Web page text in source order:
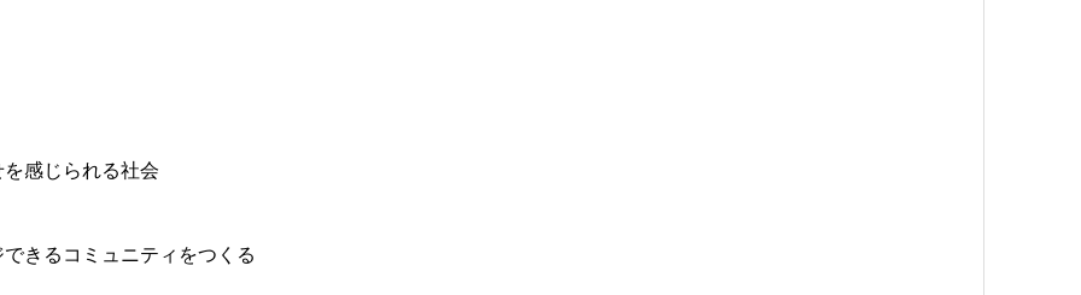
感じられる社会
きるコミュニティをつくる